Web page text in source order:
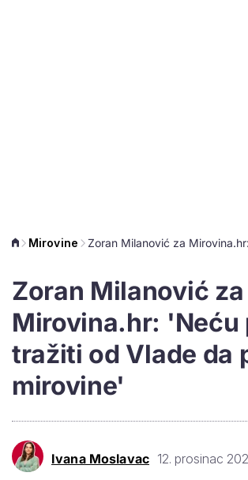
Mirovine
Zoran Milanović za
Mirovina.hr: 'Neću
tražiti od Vlade da
mirovine'
Ivana Moslavac 12. prosinac